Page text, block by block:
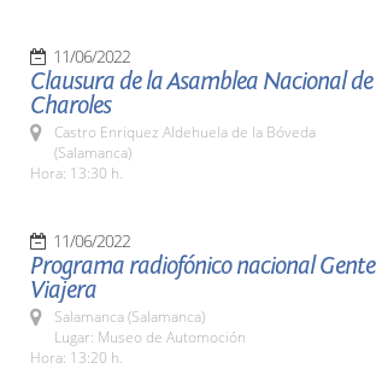
11/06/2022
Clausura de la Asamblea Nacional de
Charoles
Castro Enriquez Aldehuela de la Bóveda
(Salamanca)
Hora: 13:30 h.
11/06/2022
Programa radiofónico nacional Gente
Viajera
Salamanca (Salamanca)
Lugar: Museo de Automoción
Hora: 13:20 h.